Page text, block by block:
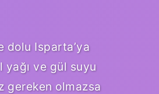
dolu Isparta’ya
ve gül suyu
gereken olmazsa